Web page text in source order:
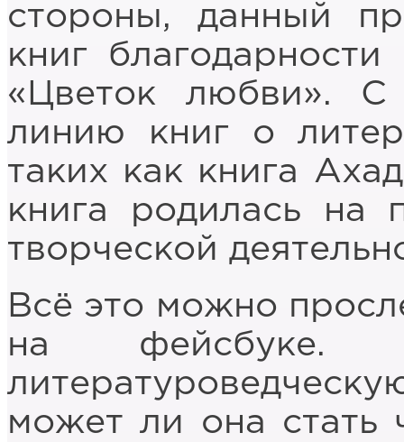
стороны, данный
книг
«Цветок любви». С
линию книг о
таких как книга
книга родилась на
творческой
Всё это можно
на фейсбуке.
может ли она стать